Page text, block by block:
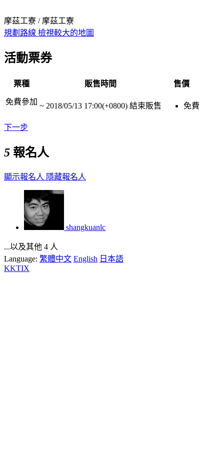
摩茲工寮 / 摩茲工寮
規劃路線 檢視較大的地圖
活動票券
票種 販售時間 售價
免費參加 ~ 2018/05/13 17:00(+0800) 結束販售 免費
下一步
5 報名人
顯示報名人 隱藏報名人
shangkuanlc
...以及其他 4 人
Language: 繁體中文 English 日本語
KKTIX